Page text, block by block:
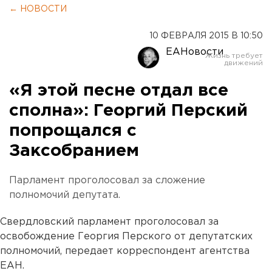
← НОВОСТИ
10 ФЕВРАЛЯ 2015 В 10:50
ЕАНовости
«Я этой песне отдал все
сполна»: Георгий Перский
попрощался с
Заксобранием
Парламент проголосовал за сложение
полномочий депутата.
Свердловский парламент проголосовал за
освобождение Георгия Перского от депутатских
полномочий, передает корреспондент агентства
ЕАН.